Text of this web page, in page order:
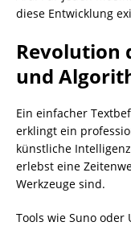
diese Entwicklung
Revolution
und
Ein einfacher
erklingt ein
künstliche
erlebst eine
Werkzeuge sind.
Tools wie Suno oder